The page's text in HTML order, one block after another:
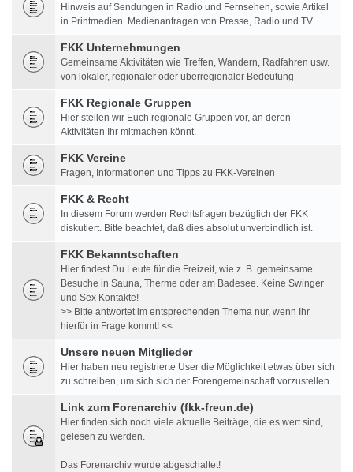
Hinweis auf Sendungen in Radio und Fernsehen, sowie Artikel
in Printmedien. Medienanfragen von Presse, Radio und TV.
FKK Unternehmungen
Gemeinsame Aktivitäten wie Treffen, Wandern, Radfahren usw.
von lokaler, regionaler oder überregionaler Bedeutung
FKK Regionale Gruppen
Hier stellen wir Euch regionale Gruppen vor, an deren
Aktivitäten Ihr mitmachen könnt.
FKK Vereine
Fragen, Informationen und Tipps zu FKK-Vereinen
FKK & Recht
In diesem Forum werden Rechtsfragen bezüglich der FKK
diskutiert. Bitte beachtet, daß dies absolut unverbindlich ist.
FKK Bekanntschaften
Hier findest Du Leute für die Freizeit, wie z. B. gemeinsame
Besuche in Sauna, Therme oder am Badesee. Keine Swinger
und Sex Kontakte!
>> Bitte antwortet im entsprechenden Thema nur, wenn Ihr
hierfür in Frage kommt! <<
Unsere neuen Mitglieder
Hier haben neu registrierte User die Möglichkeit etwas über sich
zu schreiben, um sich sich der Forengemeinschaft vorzustellen
Link zum Forenarchiv (fkk-freun.de)
Hier finden sich noch viele aktuelle Beiträge, die es wert sind,
gelesen zu werden.
Das Forenarchiv wurde abgeschaltet!